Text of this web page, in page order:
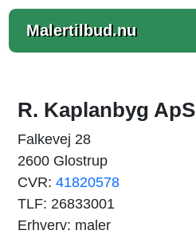
Malertilbud.nu
R. Kaplanbyg ApS
Falkevej 28
2600 Glostrup
CVR: 41820578
TLF: 26833001
Erhverv: maler